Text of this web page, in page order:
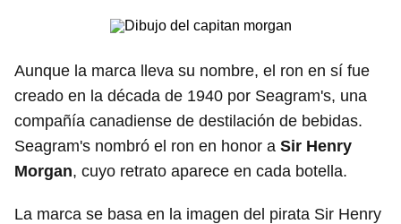
Aunque la marca lleva su nombre, el ron en sí fue
creado en la década de 1940 por Seagram's, una
compañía canadiense de destilación de bebidas.
Seagram's nombró el ron en honor a Sir Henry
Morgan, cuyo retrato aparece en cada botella.
La marca se basa en la imagen del pirata Sir Henry